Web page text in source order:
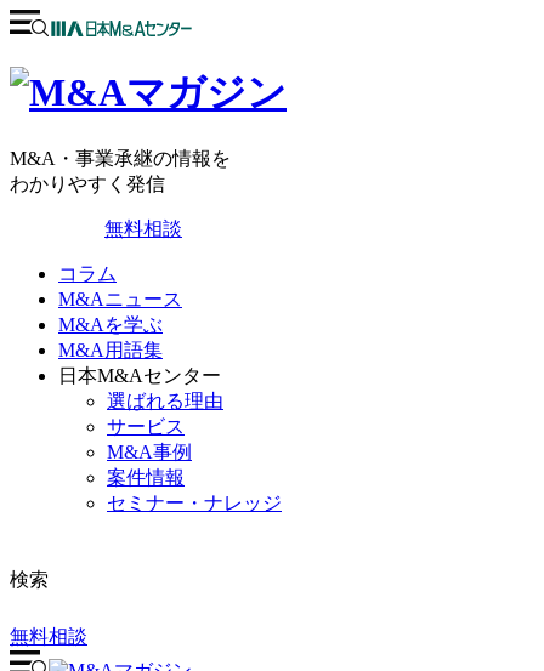
M&A・事業承継の情報を
わかりやすく発信
無料相談
コラム
M&Aニュース
M&Aを学ぶ
M&A用語集
日本M&Aセンター
選ばれる理由
サービス
M&A事例
案件情報
セミナー・ナレッジ
検索
無料相談